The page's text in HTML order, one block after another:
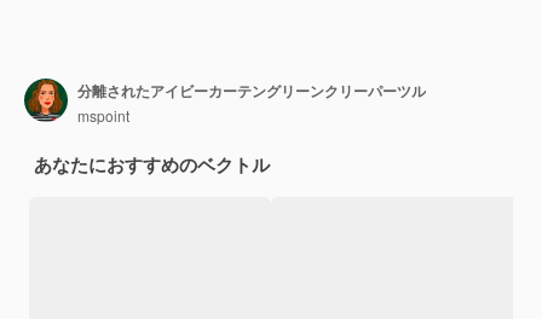
分離されたアイビーカーテングリーンクリーパーツル
mspoint
あなたにおすすめのベクトル